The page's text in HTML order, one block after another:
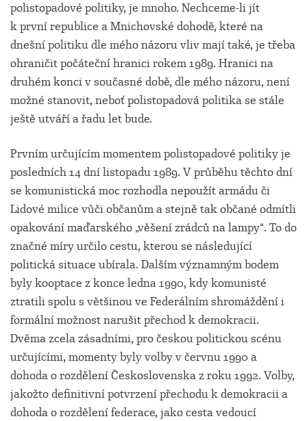
polistopadové politiky, je mnoho. Nechceme-li jít
k první republice a Mnichovské dohodě, které na
dnešní politiku dle mého názoru vliv mají také, je třeba
ohraničit počáteční hranici rokem 1989. Hranici na
druhém konci v současné době, dle mého názoru, není
možné stanovit, neboť polistopadová politika se stále
ještě utváří a řadu let bude.
Prvním určujícím momentem polistopadové politiky je
posledních 14 dní listopadu 1989. V průběhu těchto dní
se komunistická moc rozhodla nepoužít armádu či
Lidové milice vůči občanům a stejně tak občané odmítli
opakování maďarského „věšení zrádců na lampy“. To do
značné míry určilo cestu, kterou se následující
politická situace ubírala. Dalším významným bodem
byly kooptace z konce ledna 1990, kdy komunisté
ztratili spolu s většinou ve Federálním shromáždění i
formální možnost narušit přechod k demokracii.
Dvěma zcela zásadními, pro českou politickou scénu
určujícími, momenty byly volby v červnu 1990 a
dohoda o rozdělení Československa z roku 1992. Volby,
jakožto definitivní potvrzení přechodu k demokracii a
dohoda o rozdělení federace, jako cesta vedoucí